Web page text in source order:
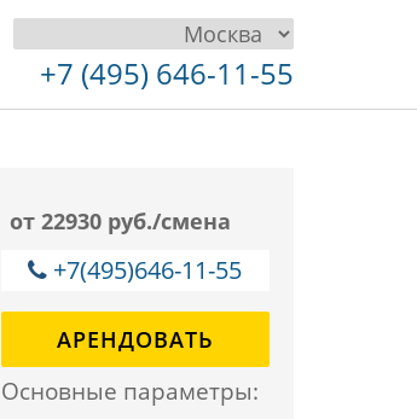
+7 (495) 646-11-55
от 22930 руб./смена
+7(495)646-11-55
АРЕНДОВАТЬ
Основные параметры: